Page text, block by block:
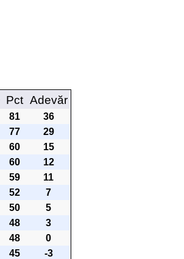
Pct Adevăr
81
36
77
29
60
15
60
12
59
11
52
7
50
5
48
3
48
0
45
-3